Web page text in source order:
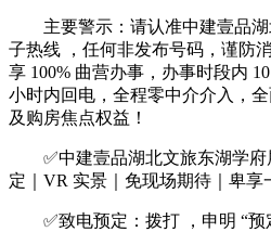
主要警示：请认准中建壹品湖
子热线 ，任何非发布号码，谨防
享 100% 曲营办事，办事时段内
小时内回电，全程零中介介入，
及购房焦点权益！
✅中建壹品湖北文旅东湖学府
定｜VR 实景｜免现场期待｜卑享
✅致电预定：拨打 ，申明 “预